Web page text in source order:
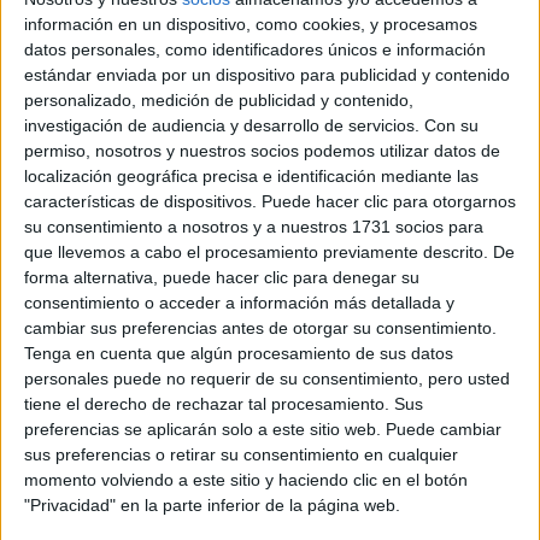
información en un dispositivo, como cookies, y procesamos
datos personales, como identificadores únicos e información
estándar enviada por un dispositivo para publicidad y contenido
personalizado, medición de publicidad y contenido,
investigación de audiencia y desarrollo de servicios. Con su
permiso, nosotros y nuestros socios podemos utilizar datos de
localización geográfica precisa e identificación mediante las
características de dispositivos. Puede hacer clic para otorgarnos
su consentimiento a nosotros y a nuestros 1731 socios para
que llevemos a cabo el procesamiento previamente descrito. De
forma alternativa, puede hacer clic para denegar su
consentimiento o acceder a información más detallada y
cambiar sus preferencias antes de otorgar su consentimiento.
Tenga en cuenta que algún procesamiento de sus datos
personales puede no requerir de su consentimiento, pero usted
tiene el derecho de rechazar tal procesamiento. Sus
preferencias se aplicarán solo a este sitio web. Puede cambiar
sus preferencias o retirar su consentimiento en cualquier
momento volviendo a este sitio y haciendo clic en el botón
"Privacidad" en la parte inferior de la página web.
Dirección:
C/ Colom, 1
Campus de Terrassa. Edificio TR1
08222 Terrassa
Barcelona
Recibir más
información
Rellena este formulario con tus datos y un texto con las
preguntas que quieres hacer. Al pulsar el botón de enviar,
los datos y la pregunta que has introducido se enviarán
por correo electrónico al centro educativo para que te
respondan ellos directamente.
Tu nombre:*
Tus apellidos:*